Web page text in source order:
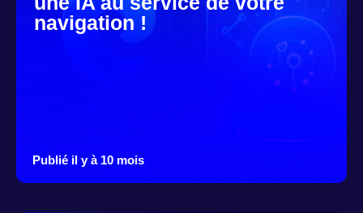
navigation !
Publié il y à 10 mois